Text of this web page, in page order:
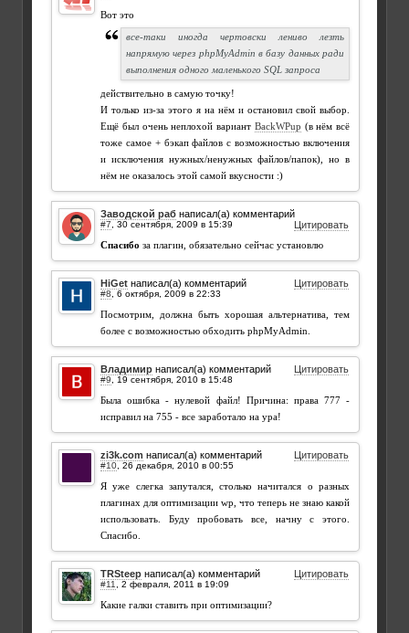
Вот это
все-таки иногда чертовски лениво лезть
напрямую через phpMyAdmin в базу данных ради
выполнения одного маленького SQL запроса
действительно в самую точку!
И только из-за этого я на нём и остановил свой выбор.
Ещё был очень неплохой вариант BackWPup (в нём всё
тоже самое + бэкап файлов с возможностью включения
и исключения нужных/ненужных файлов/папок), но в
нём не оказалось этой самой вкусности :)
Заводской раб написал(а) комментарий
Цитировать
#7
Спасибо за плагин, обязательно сейчас установлю
HiGet написал(а) комментарий Цитировать
#8
Посмотрим, должна быть хорошая альтернатива, тем
более с возможностью обходить phpMyAdmin.
Владимир написал(а) комментарий Цитировать
#9
Была ошибка - нулевой файл! Причина: права 777 -
исправил на 755 - все заработало на ура!
zi3k.com написал(а) комментарий Цитировать
#10
Я уже слегка запутался, столько начитался о разных
плагинах для оптимизации wp, что теперь не знаю какой
использовать. Буду пробовать все, начну с этого.
Спасибо.
TRSteep написал(а) комментарий Цитировать
#11
Какие галки ставить при оптимизации?